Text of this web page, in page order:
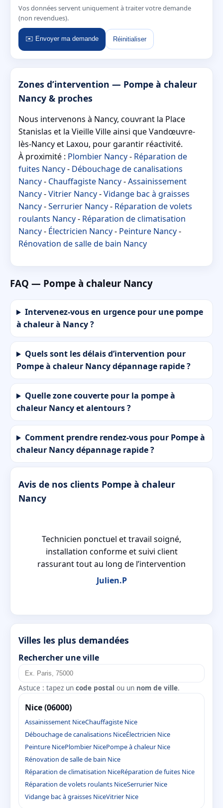
Vos données servent uniquement à traiter votre demande
(non revendues).
✉️ Envoyer ma demande Réinitialiser
Zones d’intervention — Pompe à chaleur
Nancy & proches
Nous intervenons à Nancy, couvrant la Place
Stanislas et la Vieille Ville ainsi que Vandœuvre-
lès-Nancy et Laxou, pour garantir réactivité.
À proximité : Plombier Nancy- Réparation de
fuites Nancy- Débouchage de canalisations
Nancy- Chauffagiste Nancy-Assainissement
Nancy-Vitrier Nancy-Vidange bac à graisses
Nancy-Serrurier Nancy- Réparation de volets
roulants Nancy- Réparation de climatisation
Nancy- Électricien Nancy- Peinture Nancy-
Rénovation de salle de bain Nancy
FAQ — Pompe à chaleur Nancy
Intervenez-vous en urgence pour une pompe
à chaleur à Nancy ?
Quels sont les délais d’intervention pour
Pompe à chaleur Nancy dépannage rapide ?
Quelle zone couverte pour la pompe à
chaleur Nancy et alentours ?
Comment prendre rendez-vous pour Pompe à
chaleur Nancy dépannage rapide ?
Avis de nos clients Pompe à chaleur
Nancy
Technicien ponctuel et travail soigné,
installation conforme et suivi client
rassurant tout au long de l’intervention
Julien.P
Villes les plus demandées
Rechercher une ville
Astuce : tapez un code postal ou un nom de ville.
Nice (06000)
Assainissement NiceChauffagiste Nice
Débouchage de canalisations NiceÉlectricien Nice
Peinture NicePlombier NicePompe à chaleur Nice
Rénovation de salle de bain Nice
Réparation de climatisation NiceRéparation de fuites Nice
Réparation de volets roulants NiceSerrurier Nice
Vidange bac à graisses NiceVitrier Nice